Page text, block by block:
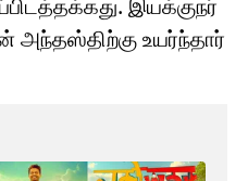
இயக்குநர்
அந்தஸ்திற்கு உயர்ந்தார்